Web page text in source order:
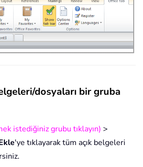
dosyaları bir gruba
istediğiniz grubu tıklayın) >
'ye tıklayarak tüm açık belgeleri